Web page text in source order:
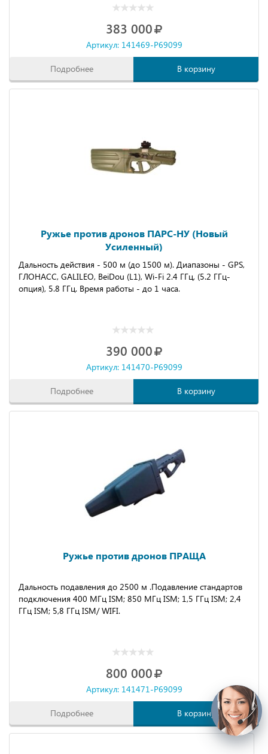
383 000
Артикул: 141469-P69099
Подробнее В корзину
Ружье против дронов ПАРС-НУ (Новый
Усиленный)
Дальность действия - 500 м (до 1500 м). Диапазоны - GPS,
ГЛОНАСС, GALILEO, BeiDou (L1), Wi-Fi 2.4 ГГц, (5.2 ГГц-
опция), 5.8 ГГц. Время работы - до 1 часа.
390 000
Артикул: 141470-P69099
Подробнее В корзину
Ружье против дронов ПРАЩА
Дальность подавления до 2500 м .Подавление стандартов
подключения 400 МГц ISM; 850 МГц ISM; 1,5 ГГц ISM; 2,4
ГГц ISM; 5,8 ГГц ISM/ WIFI.
800 000
Артикул: 141471-P69099
Подробнее В корзину